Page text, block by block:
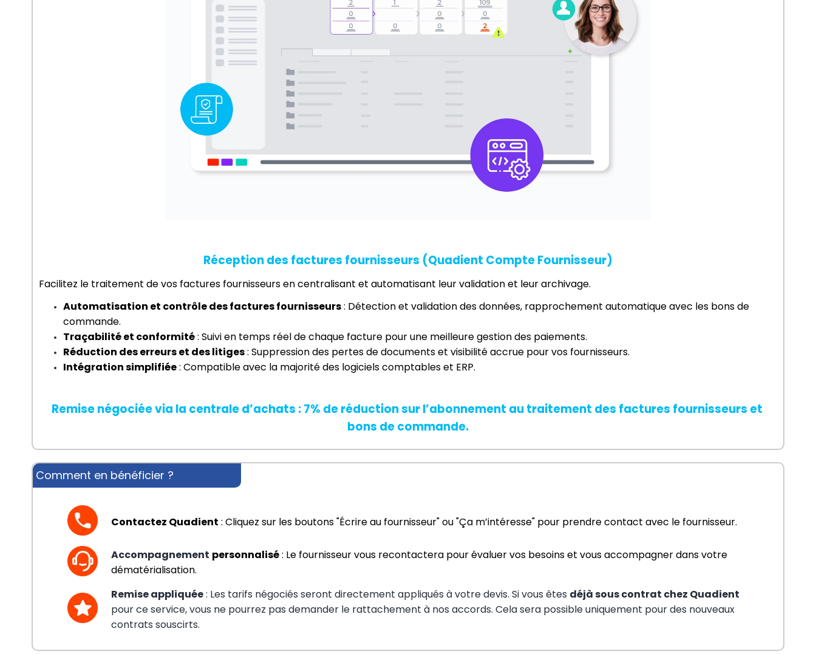
Réception des factures fournisseurs (Quadient Compte Fournisseur)
Facilitez le traitement de vos factures fournisseurs en centralisant et automatisant leur validation et leur archivage.
Automatisation et contrôle des factures fournisseurs : Détection et validation des données, rapprochement automatique avec les bons de
commande.
Traçabilité et conformité : Suivi en temps réel de chaque facture pour une meilleure gestion des paiements.
Réduction des erreurs et des litiges : Suppression des pertes de documents et visibilité accrue pour vos fournisseurs.
Intégration simplifiée : Compatible avec la majorité des logiciels comptables et ERP.
Remise négociée via la centrale d’achats : 7% de réduction sur l’abonnement au traitement des factures fournisseurs et
bons de commande.
Comment en bénéficier ?
Contactez Quadient : Cliquez sur les boutons "Écrire au fournisseur" ou "Ça m’intéresse" pour prendre contact avec le fournisseur.
Accompagnement personnalisé : Le fournisseur vous recontactera pour évaluer vos besoins et vous accompagner dans votre
dématérialisation.
Remise appliquée: Les tarifs négociés seront directement appliqués à votre devis. Si vous êtes déjà sous contrat chez Quadient
pour ce service, vous ne pourrez pas demander le rattachement à nos accords. Cela sera possible uniquement pour des nouveaux
contrats souscirts.